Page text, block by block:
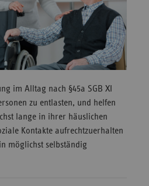
im Alltag nach §45a SGB XI
zu entlasten, und helfen
lange in ihrer häuslichen
Kontakte aufrechtzuerhalten
möglichst selbständig